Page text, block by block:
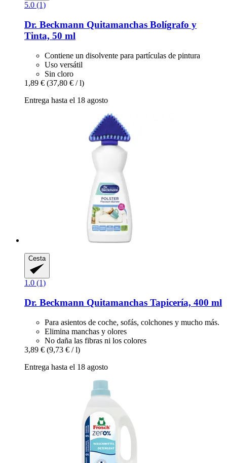
5.0 (1)
Dr. Beckmann Quitamanchas Bolígrafo y
Tinta, 50 ml
Contiene un disolvente para partículas de pintura
Uso versátil
Sin cloro
1,89 € (37,80 € / l)
Entrega hasta el 18 agosto
Cesta
1.0 (1)
Dr. Beckmann Quitamanchas Tapicería, 400 ml
Para asientos de coche, sofás, colchones y mucho más.
Elimina manchas y olores
No daña las fibras ni los colores
3,89 € (9,73 € / l)
Entrega hasta el 18 agosto